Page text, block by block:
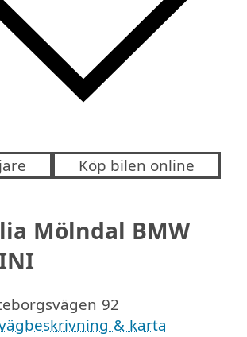
Köp bilen online
Mölndal BMW
92
& karta